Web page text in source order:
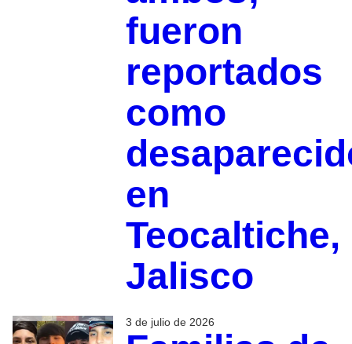
fueron
reportados
como
en
Teocaltiche,
Jalisco
3 de julio de 2026